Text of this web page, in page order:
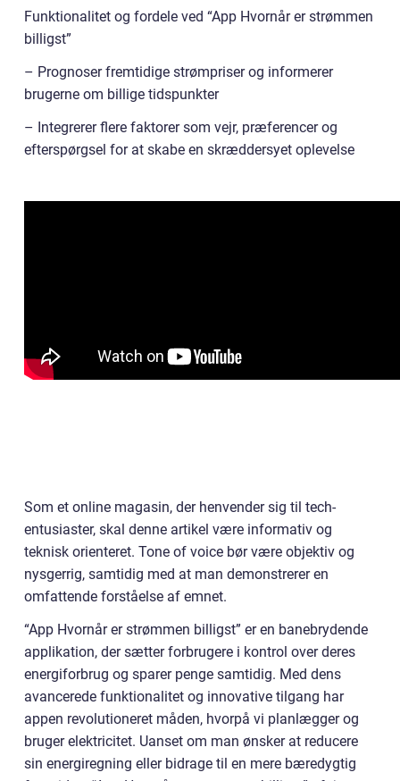
Funktionalitet og fordele ved “App Hvornår er strømmen
billigst”
– Prognoser fremtidige strømpriser og informerer
brugerne om billige tidspunkter
– Integrerer flere faktorer som vejr, præferencer og
efterspørgsel for at skabe en skræddersyet oplevelse
Som et online magasin, der henvender sig til tech-
entusiaster, skal denne artikel være informativ og
teknisk orienteret. Tone of voice bør være objektiv og
nysgerrig, samtidig med at man demonstrerer en
omfattende forståelse af emnet.
“App Hvornår er strømmen billigst” er en banebrydende
applikation, der sætter forbrugere i kontrol over deres
energiforbrug og sparer penge samtidig. Med dens
avancerede funktionalitet og innovative tilgang har
appen revolutioneret måden, hvorpå vi planlægger og
bruger elektricitet. Uanset om man ønsker at reducere
sin energiregning eller bidrage til en mere bæredygtig